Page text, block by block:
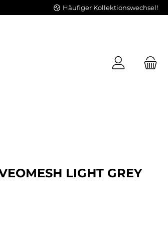
Häufiger Kollektionswechsel!
LIGHT GREY